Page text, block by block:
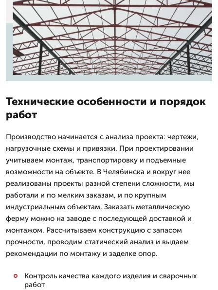
Технические особенности и порядок
работ
Производство начинается с анализа проекта: чертежи,
нагрузочные схемы и привязки. При проектировании
учитываем монтаж, транспортировку и подъемные
возможности на объекте. В Челябинска и вокруг нее
реализованы проекты разной степени сложности, мы
работали и по мелким заказам, и по крупным
индустриальным объектам. Заказать металлическую
ферму можно на заводе с последующей доставкой и
монтажом. Рассчитываем конструкцию с запасом
прочности, проводим статический анализ и выдаем
рекомендации по монтажу и заделке опор.
Контроль качества каждого изделия и сварочных
работ